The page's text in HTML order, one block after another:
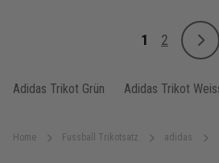
Home Fussball Trikotsatz adidas
Seite
Sie lesen
1
Seite
2
Adidas Trikot Grün Adidas Trikot